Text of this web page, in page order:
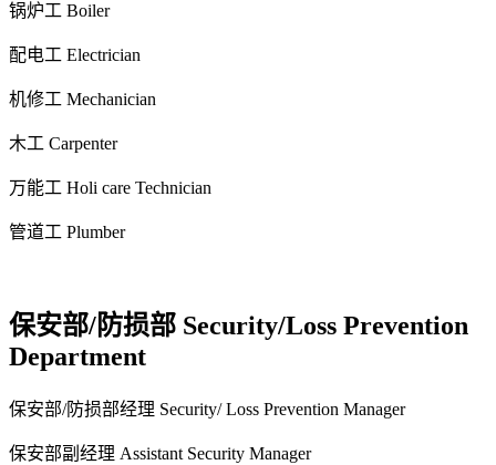
锅炉工 Boiler
配电工 Electrician
机修工 Mechanician
木工 Carpenter
万能工 Holi care Technician
管道工 Plumber
保安部/防损部 Security/Loss Prevention
Department
保安部/防损部经理 Security/ Loss Prevention Manager
保安部副经理 Assistant Security Manager